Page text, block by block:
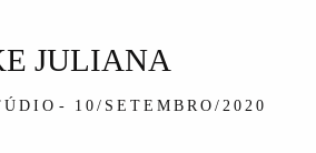
10/SETEMBRO/2020
JULIANA